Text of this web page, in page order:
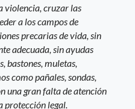
violencia, cruzar las
a los campos de
precarias de vida, sin
adecuada, sin ayudas
bastones, muletas,
como pañales, sondas,
una gran falta de atención
protección legal.